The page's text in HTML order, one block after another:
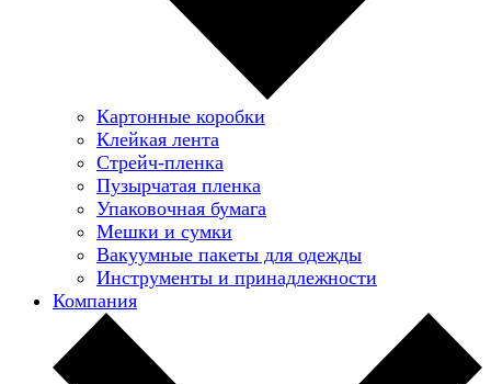
Картонные коробки
Клейкая лента
Стрейч-пленка
Пузырчатая пленка
Упаковочная бумага
Мешки и сумки
Вакуумные пакеты для одежды
Инструменты и принадлежности
Компания